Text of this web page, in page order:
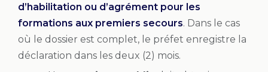
d’habilitation ou d’agrément pour les
formations aux premiers secours. Dans le cas
où le dossier est complet, le préfet enregistre la
déclaration dans les deux (2) mois.